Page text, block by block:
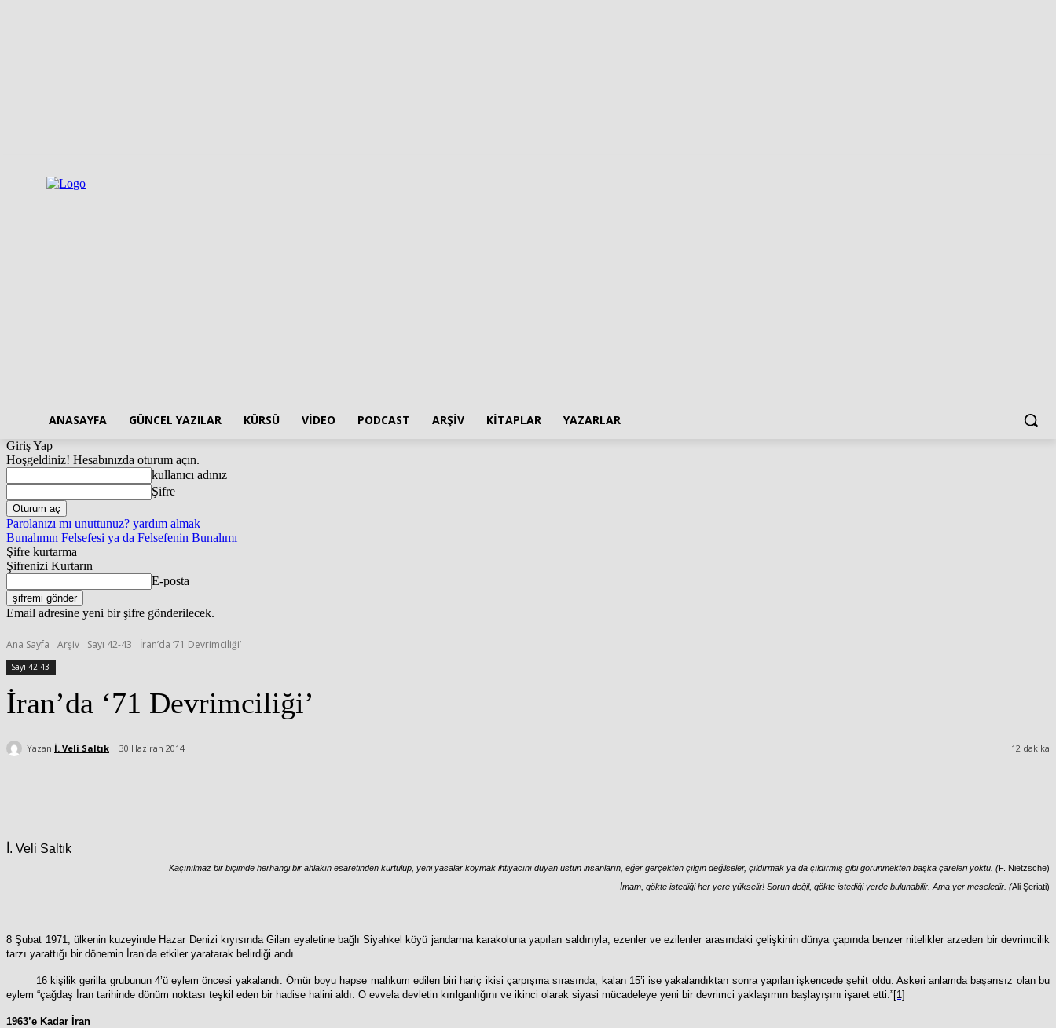
ANASAYFA GÜNCEL YAZILAR KÜRSÜ VIDEO PODCAST ARŞIV KITAPLAR YAZARLAR
Giriş Yap
Hoşgeldiniz! Hesabınızda oturum açın.
kullanıcı adınız
Şifre
Parolanızı mı unuttunuz? yardım almak
Bunalımın Felsefesi ya da Felsefenin Bunalımı
Şifre kurtarma
Şifrenizi Kurtarın
E-posta
Email adresine yeni bir şifre gönderilecek.
Ana Sayfa Arşiv Sayı 42-43 İran’da ‘71 Devrimciliği’
Sayı 42-43
İran’da ‘71 Devrimciliği’
Yazan İ. Veli Saltık 30 Haziran 2014 12 dakika
İ. Veli Saltık
Kaçınılmaz bir biçimde herhangi bir ahlakın esaretinden kurtulup, yeni yasalar koymak ihtiyacını duyan üstün insanların, eğer gerçekten çılgın değilseler, çıldırmak ya da çıldırmış gibi görünmekten başka çareleri yoktu. (F. Nietzsche)
İmam, gökte istediği her yere yükselir! Sorun değil, gökte istediği yerde bulunabilir. Ama yer meseledir. (Ali Şeriati)
8 Şubat 1971, ülkenin kuzeyinde Hazar Denizi kıyısında Gilan eyaletine bağlı Siyahkel köyü jandarma karakoluna yapılan saldırıyla, ezenler ve ezilenler arasındaki çelişkinin dünya çapında benzer nitelikler arzeden bir devrimcilik
tarzı yarattığı bir dönemin İran’da etkiler yaratarak belirdiği andı.
16 kişilik gerilla grubunun 4’ü eylem öncesi yakalandı. Ömür boyu hapse mahkum edilen biri hariç ikisi çarpışma sırasında, kalan 15’i ise yakalandıktan sonra yapılan işkencede şehit oldu. Askeri anlamda başarısız olan bu
eylem “çağdaş İran tarihinde dönüm noktası teşkil eden bir hadise halini aldı. O evvela devletin kırılganlığını ve ikinci olarak siyasi mücadeleye yeni bir devrimci yaklaşımın başlayışını işaret etti.”[1]
1963’e Kadar İran